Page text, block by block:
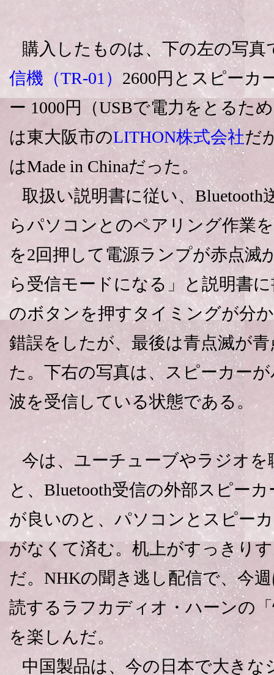
購入したものは、下の左の写真
信機（TR-01） 2600円とスピーカ
ー 1000円（USBで電力をとるた
は東大阪市のLITHON株式会社だ
はMade in Chinaだった。
取扱い説明書に従い、Bluetooth
らパソコンとのペアリング作業
を2回押して電源ランプが赤点滅
ら受信モードになる」と説明書
のボタンを押すタイミングが分
錯誤をしたが、最後は青点滅が
た。下右の写真は、スピーカー
波を受信している状態である。
今は、ユーチューブやラジオ
と、Bluetooth受信の外部スピー
が良いのと、パソコンとスピー
がなくて済む。机上がすっきり
だ。NHKの聞き逃し配信で、今
読するラフカディオ・ハーンの
を楽しんだ。
中国製品は、今の日本で大きな